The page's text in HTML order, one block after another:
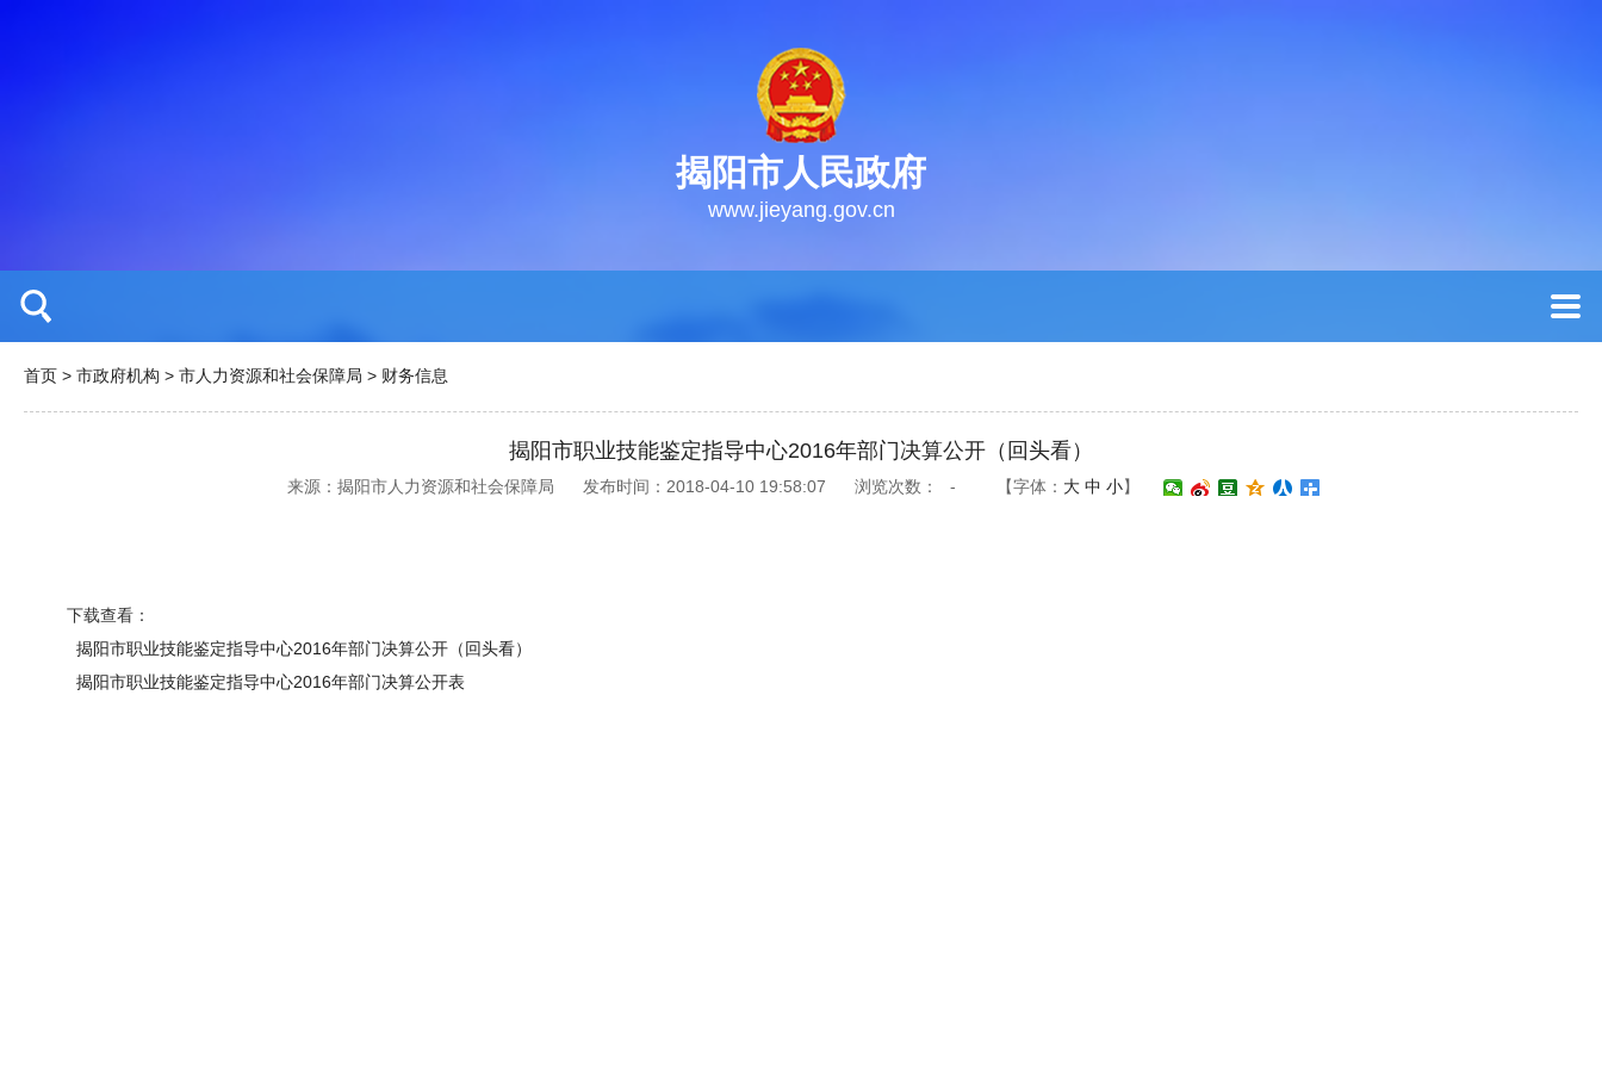
揭阳市人民政府
www.jieyang.gov.cn
首页 > 市政府机构 > 市人力资源和社会保障局 > 财务信息
揭阳市职业技能鉴定指导中心2016年部门决算公开（回头看）
来源：揭阳市人力资源和社会保障局 发布时间：2018-04-10 19:58:07 浏览次数： - 【字体： 大 中 小】
下载查看：
揭阳市职业技能鉴定指导中心2016年部门决算公开（回头看）
揭阳市职业技能鉴定指导中心2016年部门决算公开表